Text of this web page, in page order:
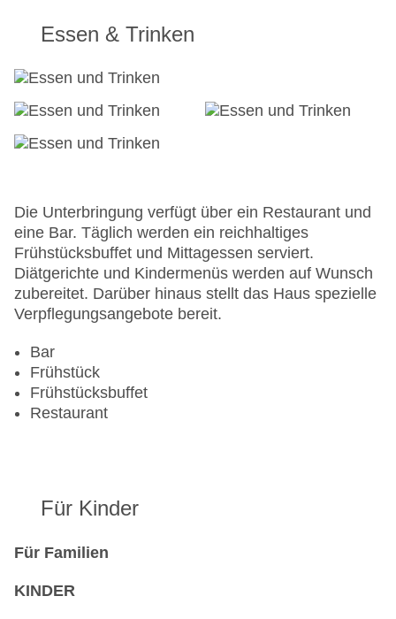
WLAN/WiFi im Hotel
Lift
Zimmerservice
Gesamtanzahl der Zimmer: 140
Landeskategorie: 4 Sterne
Essen & Trinken
Die Unterbringung verfügt über ein Restaurant und
eine Bar. Täglich werden ein reichhaltiges
Frühstücksbuffet und Mittagessen serviert.
Diätgerichte und Kindermenüs werden auf Wunsch
zubereitet. Darüber hinaus stellt das Haus spezielle
Verpflegungsangebote bereit.
Bar
Frühstück
Frühstücksbuffet
Restaurant
Für Kinder
Für Familien
KINDER